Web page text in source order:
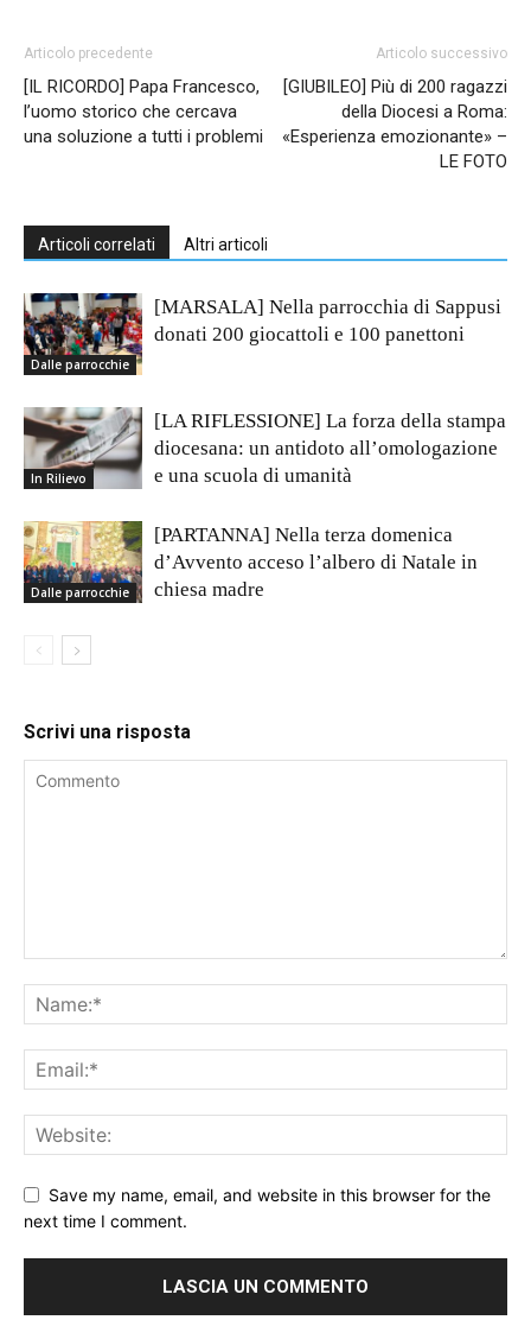
Articolo precedente
[IL RICORDO] Papa Francesco,
l’uomo storico che cercava
una soluzione a tutti i problemi
Articolo successivo
[GIUBILEO] Più di 200 ragazzi
della Diocesi a Roma:
«Esperienza emozionante» –
LE FOTO
Articoli correlati Altri articoli
Dalle parrocchie
[MARSALA] Nella parrocchia di Sappusi
donati 200 giocattoli e 100 panettoni
In Rilievo
[LA RIFLESSIONE] La forza della stampa
diocesana: un antidoto all’omologazione
e una scuola di umanità
Dalle parrocchie
[PARTANNA] Nella terza domenica
d’Avvento acceso l’albero di Natale in
chiesa madre
Scrivi una risposta
Save my name, email, and website in this browser for the
next time I comment.